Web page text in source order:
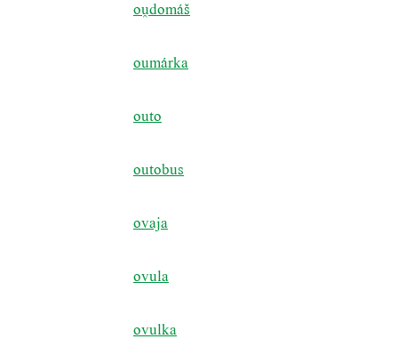
ou̯domáš
oumárka
outo
outobus
ovaja
ovula
ovulka